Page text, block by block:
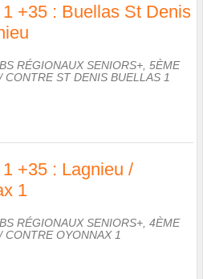
+35 : Buellas St Denis
RÉGIONAUX SENIORS+, 5ÈME
/ CONTREST DENIS BUELLAS 1
+35 : Lagnieu /
1
RÉGIONAUX SENIORS+, 4ÈME
/ CONTREOYONNAX 1